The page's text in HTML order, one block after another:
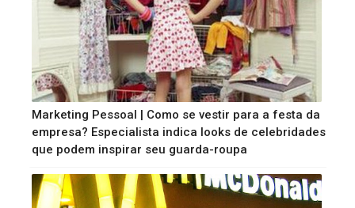
Marketing Pessoal | Como se vestir para a festa da
empresa? Especialista indica looks de celebridades
que podem inspirar seu guarda-roupa